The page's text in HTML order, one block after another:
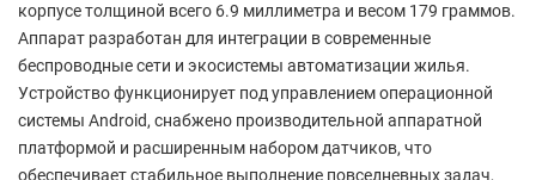
корпусе толщиной всего 6.9 миллиметра и весом 179 граммов.
Аппарат разработан для интеграции в современные
беспроводные сети и экосистемы автоматизации жилья.
Устройство функционирует под управлением операционной
системы Android, снабжено производительной аппаратной
платформой и расширенным набором датчиков, что
обеспечивает стабильное выполнение повседневных задач,